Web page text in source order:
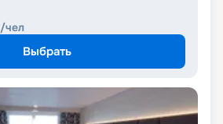
/чел
Выбрать